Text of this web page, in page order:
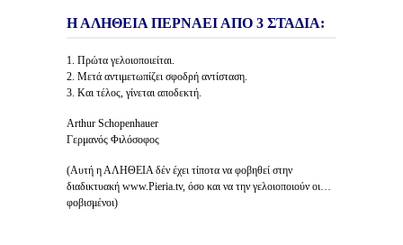
Η ΑΛΗΘΕΙΑ ΠΕΡΝΑΕΙ ΑΠΟ 3 ΣΤΑΔΙΑ:
1. Πρώτα γελοιοποιείται.
2. Μετά αντιμετωπίζει σφοδρή αντίσταση.
3. Και τέλος, γίνεται αποδεκτή.
Arthur Schopenhauer
Γερμανός Φιλόσοφος
(Αυτή η ΑΛΗΘΕΙΑ δέν έχει τίποτα να φοβηθεί στην
διαδικτυακή www.Pieria.tv, όσο και να την γελοιοποιούν οι…
φοβισμένοι)